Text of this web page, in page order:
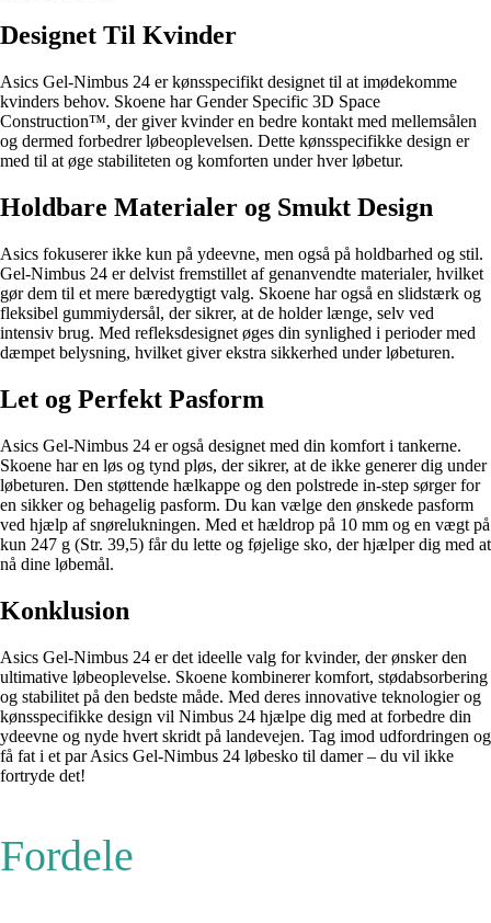
Designet Til Kvinder
Asics Gel-Nimbus 24 er kønsspecifikt designet til at imødekomme
kvinders behov. Skoene har Gender Specific 3D Space
Construction™, der giver kvinder en bedre kontakt med mellemsålen
og dermed forbedrer løbeoplevelsen. Dette kønsspecifikke design er
med til at øge stabiliteten og komforten under hver løbetur.
Holdbare Materialer og Smukt Design
Asics fokuserer ikke kun på ydeevne, men også på holdbarhed og stil.
Gel-Nimbus 24 er delvist fremstillet af genanvendte materialer, hvilket
gør dem til et mere bæredygtigt valg. Skoene har også en slidstærk og
fleksibel gummiydersål, der sikrer, at de holder længe, selv ved
intensiv brug. Med refleksdesignet øges din synlighed i perioder med
dæmpet belysning, hvilket giver ekstra sikkerhed under løbeturen.
Let og Perfekt Pasform
Asics Gel-Nimbus 24 er også designet med din komfort i tankerne.
Skoene har en løs og tynd pløs, der sikrer, at de ikke generer dig under
løbeturen. Den støttende hælkappe og den polstrede in-step sørger for
en sikker og behagelig pasform. Du kan vælge den ønskede pasform
ved hjælp af snørelukningen. Med et hældrop på 10 mm og en vægt på
kun 247 g (Str. 39,5) får du lette og føjelige sko, der hjælper dig med at
nå dine løbemål.
Konklusion
Asics Gel-Nimbus 24 er det ideelle valg for kvinder, der ønsker den
ultimative løbeoplevelse. Skoene kombinerer komfort, stødabsorbering
og stabilitet på den bedste måde. Med deres innovative teknologier og
kønsspecifikke design vil Nimbus 24 hjælpe dig med at forbedre din
ydeevne og nyde hvert skridt på landevejen. Tag imod udfordringen og
få fat i et par Asics Gel-Nimbus 24 løbesko til damer – du vil ikke
fortryde det!
Fordele